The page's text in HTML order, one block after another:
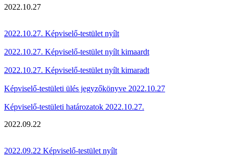
2022.10.27
2022.10.27. Képviselő-testület nyílt
2022.10.27. Képviselő-testület nyílt kimaardt
2022.10.27. Képviselő-testület nyílt kimaradt
Képviselő-testületi ülés jegyzőkönyve 2022.10.27
Képviselő-testületi határozatok 2022.10.27.
2022.09.22
2022.09.22 Képviselő-testület nyílt